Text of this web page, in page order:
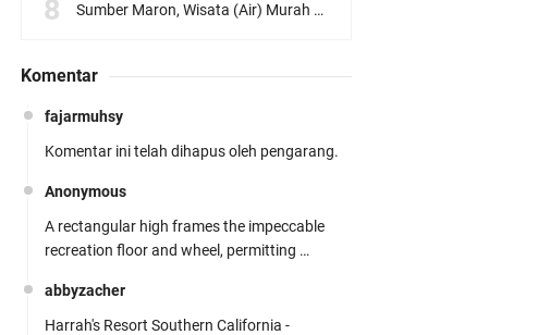
Sumber Maron, Wisata (Air) Murah di Malang
Komentar
fajarmuhsy
Komentar ini telah dihapus oleh pengarang.
Anonymous
A rectangular high frames the impeccable
recreation floor and wheel, permitting …
abbyzacher
Harrah's Resort Southern California -